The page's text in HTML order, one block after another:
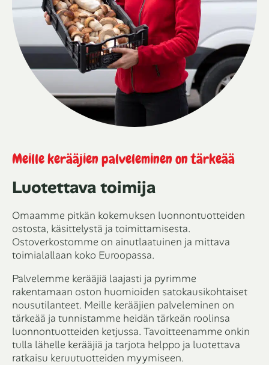
Meille kerääjien palveleminen on tärkeää
Luotettava toimija
Omaamme pitkän kokemuksen luonnontuotteiden
ostosta, käsittelystä ja toimittamisesta.
Ostoverkostomme on ainutlaatuinen ja mittava
toimialallaan koko Euroopassa.
Palvelemme kerääjiä laajasti ja pyrimme
rakentamaan oston huomioiden satokausikohtaiset
nousutilanteet. Meille kerääjien palveleminen on
tärkeää ja tunnistamme heidän tärkeän roolinsa
luonnontuotteiden ketjussa. Tavoitteenamme onkin
tulla lähelle kerääjiä ja tarjota helppo ja luotettava
ratkaisu keruutuotteiden myymiseen.